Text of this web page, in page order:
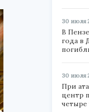
30 июля
В
года в
30 июля
При
центр
четыре